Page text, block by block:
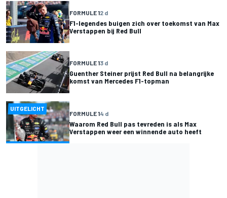
FORMULE 12 d
F1-legendes buigen zich over toekomst van Max
Verstappen bij Red Bull
FORMULE 13 d
Guenther Steiner prijst Red Bull na belangrijke
komst van Mercedes F1-topman
UITGELICHT
FORMULE 14 d
Waarom Red Bull pas tevreden is als Max
Verstappen weer een winnende auto heeft